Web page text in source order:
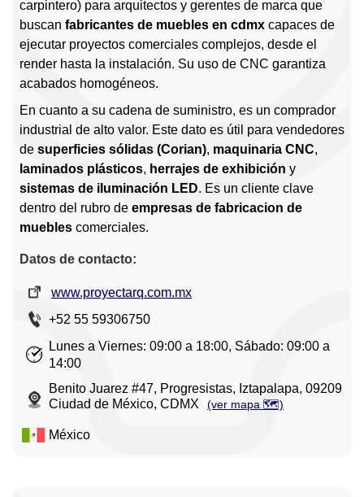
carpintero) para arquitectos y gerentes de marca que
buscan fabricantes de muebles en cdmx capaces de
ejecutar proyectos comerciales complejos, desde el
render hasta la instalación. Su uso de CNC garantiza
acabados homogéneos.
En cuanto a su cadena de suministro, es un comprador
industrial de alto valor. Este dato es útil para vendedores
de superficies sólidas (Corian), maquinaria CNC,
laminados plásticos, herrajes de exhibición y
sistemas de iluminación LED. Es un cliente clave
dentro del rubro de empresas de fabricacion de
muebles comerciales.
Datos de contacto:
www.proyectarq.com.mx
+52 55 59306750
Lunes a Viernes: 09:00 a 18:00, Sábado: 09:00 a
14:00
Benito Juarez #47, Progresistas, Iztapalapa, 09209
Ciudad de México, CDMX
(ver mapa 🗺️)
México